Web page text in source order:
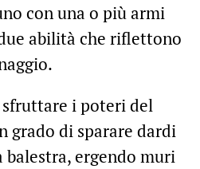
con una o più armi
abilità che riflettono
sfruttare i poteri del
grado di sparare dardi
ergendo muri